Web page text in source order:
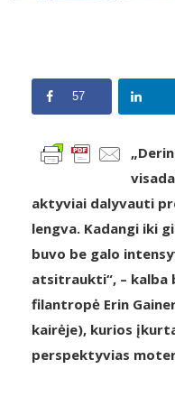
57
aktyviai dalyvauti
lengva. Kadangi iki
buvo be galo
atsitraukti“, – kalba
filantropė Erin
kairėje), kurios
perspektyvias